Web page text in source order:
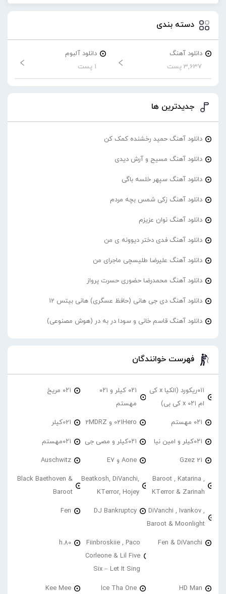
دسته بندی
دانلود آهنگ
3,637 پست
دانلود آلبوم
1 پست
جدیدترین ها
دانلود آهنگ حمید رخشنده کمک کن
دانلود آهنگ مسیح و آرش دیدی
دانلود آهنگ سپهر خلسه باگی
دانلود آهنگ زکی شمس بچه مردم
دانلود آهنگ نوان عزیزم
دانلود آهنگ فدی دختر دیوونه ی من
دانلود آهنگ علیرضا طلیسچی ماجرای من
دانلود آهنگ محمدرضا حضورى حسرت پرواز
دانلود آهنگ دی جی هانی (حافظ عسگری) هانی بیتس 12
دانلود آهنگ قاسم خانی و سودا در به در (هوش مصنوعی)
فهرست خوانندگان
۰۱۱ریکورد (الکیا x کی
ام ۰۲۱ x کی بی)
۰۲۱ کیلر و ۰۲۱
مهستم
۰۲۱ مریخ
۰۲۱ مهستم 021Hero و 2MDRZ 021کیلر
۰۲۱کیلر و امین نیا ۰۲۱کیلر و مصی جی ۰۲۱مهستم
21 Gzez Aone و E7 Auschwitz
Baroot , Katarina ,
KTerror & Zarinah
Beatkosh, DiVanchi,
KTerror, Hojey
Black Baethoven &
Baroot
DiVanchi , Ivankov ,
Baroot & Moonlight
DJ Bankruptcy
Fen
Fen & DiVanchi
Fiinbroskiie , Paco
Corleone & Lil Five
Six – Let It Sing
h.80
HD Man
Ice Tha One
Kee Mee